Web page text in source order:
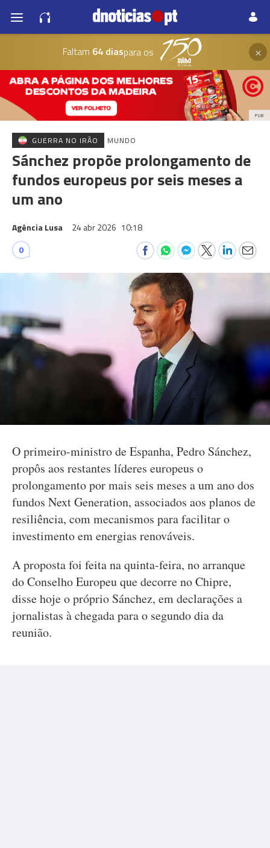
Faltam 64 diaspara os ×
PUB
GUERRA NO IRÃO MUNDO
Sánchez propõe prolongamento de
fundos europeus por seis meses a
um ano
Agência Lusa 24 abr 2026 10:18
0
O primeiro-ministro de Espanha, Pedro Sánchez,
propôs aos restantes líderes europeus o
prolongamento por mais seis meses a um ano dos
fundos Next Generation, associados aos planos de
resiliência, com mecanismos para facilitar o
investimento em energias renováveis.
A proposta foi feita na quinta-feira, no arranque
do Conselho Europeu que decorre no Chipre,
disse hoje o próprio Sánchez, em declarações a
jornalistas à chegada para o segundo dia da
reunião.